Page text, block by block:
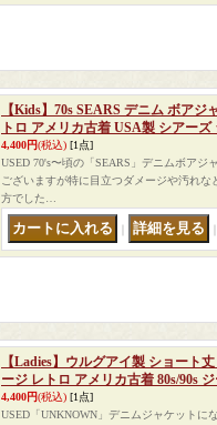
【Kids】70s SEARS デニム ボア
トロ アメリカ古着 USA製 シアー
4,400円(税込) [1点]
USED 70's〜頃の「SEARS」デニムボア
ございますが特に目立つダメージや汚れ
方でした…
【Ladies】ウルグアイ製 ショート
ージ レトロ アメリカ古着 80s/90s
4,400円(税込) [1点]
USED「UNKNOWN」デニムジャケット